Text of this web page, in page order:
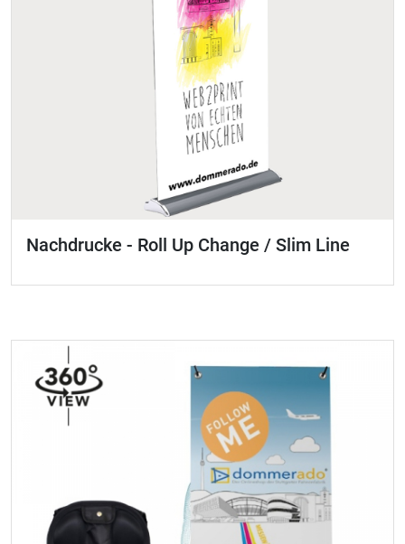
Nachdrucke - Roll Up Change / Slim Line